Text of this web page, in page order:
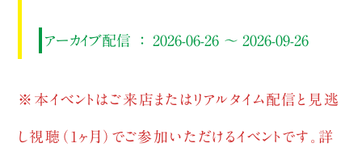
アーカイブ配信 ： 2026-06-26 ～ 2026-09-26
※本イベントはご来店またはリアルタイム配信と見逃
し視聴（1ヶ月）でご参加いただけるイベントです。詳